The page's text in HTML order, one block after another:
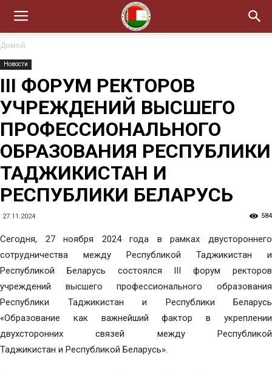
Домой
Новости
III ФОРУМ РЕКТОРОВ
УЧРЕЖДЕНИЙ ВЫСШЕГО
ПРОФЕССИОНАЛЬНОГО
ОБРАЗОВАНИЯ РЕСПУБЛИКИ
ТАДЖИКИСТАН И
РЕСПУБЛИКИ БЕЛАРУСЬ
27.11.2024 584
Сегодня, 27 ноября 2024 года в рамках двустороннего
сотрудничества между Республикой Таджикистан и
Республикой Беларусь состоялся III форум ректоров
учреждений высшего профессионального образования
Республики Таджикистан и Республики Беларусь
«Образование как важнейший фактор в укреплении
двухсторонних связей между Республикой
Таджикистан и Республикой Беларусь».